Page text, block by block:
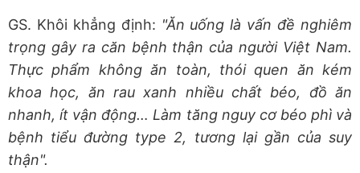
GS. Khôi khẳng định: "Ăn uống là vấn đề nghiêm
trọng gây ra căn bệnh thận của người Việt Nam.
Thực phẩm không ăn toàn, thói quen ăn kém
khoa học, ăn rau xanh nhiều chất béo, đồ ăn
nhanh, ít vận động… Làm tăng nguy cơ béo phì và
bệnh tiểu đường type 2, tương lại gần của suy
thận".